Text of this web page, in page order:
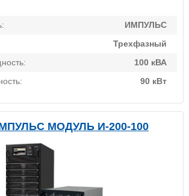
ИМПУЛЬС
Трехфазный
100 кВА
90 кВт
МОДУЛЬ И-200-100